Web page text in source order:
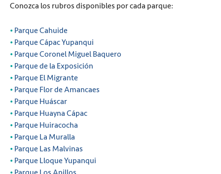
Conozca los rubros disponibles por cada parque:
• Parque Cahuide
• Parque Cápac Yupanqui
• Parque Coronel Miguel Baquero
• Parque de la Exposición
• Parque El Migrante
• Parque Flor de Amancaes
• Parque Huáscar
• Parque Huayna Cápac
• Parque Huiracocha
• Parque La Muralla
• Parque Las Malvinas
• Parque Lloque Yupanqui